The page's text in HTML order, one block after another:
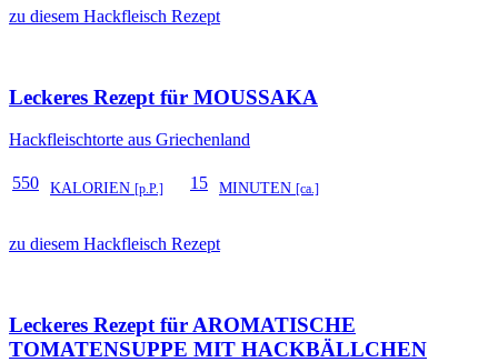
zu diesem Hackfleisch Rezept
Leckeres Rezept für MOUSSAKA
Hackfleischtorte aus Griechenland
550 KALORIEN [p.P.] 15 MINUTEN [ca.]
zu diesem Hackfleisch Rezept
Leckeres Rezept für AROMATISCHE
TOMATENSUPPE MIT HACKBÄLLCHEN